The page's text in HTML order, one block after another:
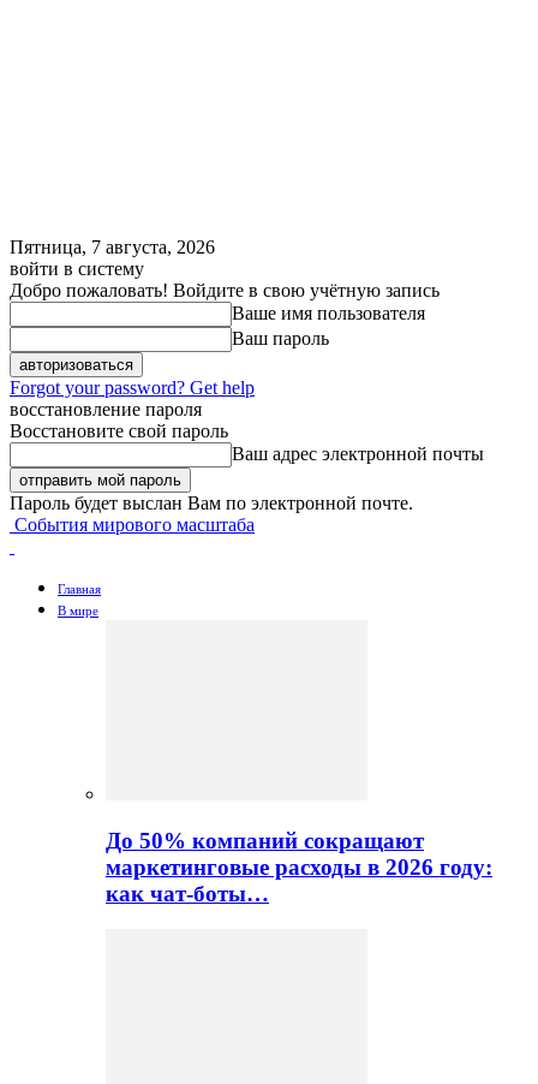
Пятница, 7 августа, 2026
войти в систему
Добро пожаловать! Войдите в свою учётную запись
Ваше имя пользователя
Ваш пароль
Forgot your password? Get help
восстановление пароля
Восстановите свой пароль
Ваш адрес электронной почты
Пароль будет выслан Вам по электронной почте.
События мирового масштаба
Главная
В мире
До 50% компаний сокращают
маркетинговые расходы в 2026 году:
как чат-боты…